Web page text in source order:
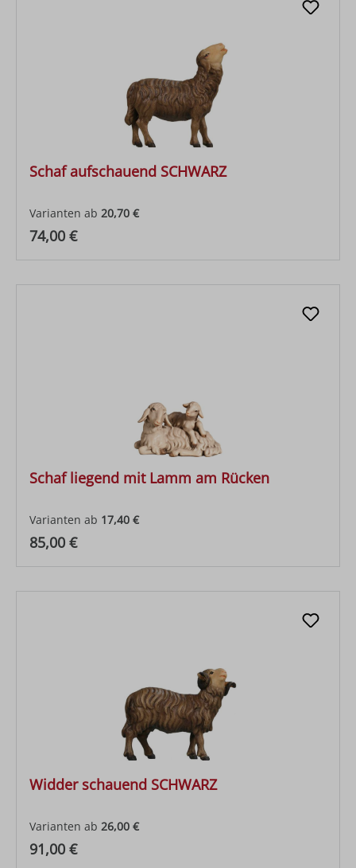
Schaf aufschauend SCHWARZ
Varianten ab 20,70 €
Regulärer Preis:
74,00 €
Schaf liegend mit Lamm am Rücken
Varianten ab 17,40 €
Regulärer Preis:
85,00 €
Widder schauend SCHWARZ
Varianten ab 26,00 €
Regulärer Preis:
91,00 €